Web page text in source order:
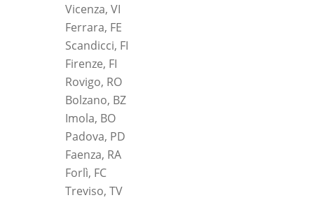
Vicenza, VI
Ferrara, FE
Scandicci, FI
Firenze, FI
Rovigo, RO
Bolzano, BZ
Imola, BO
Padova, PD
Faenza, RA
Forlì, FC
Treviso, TV